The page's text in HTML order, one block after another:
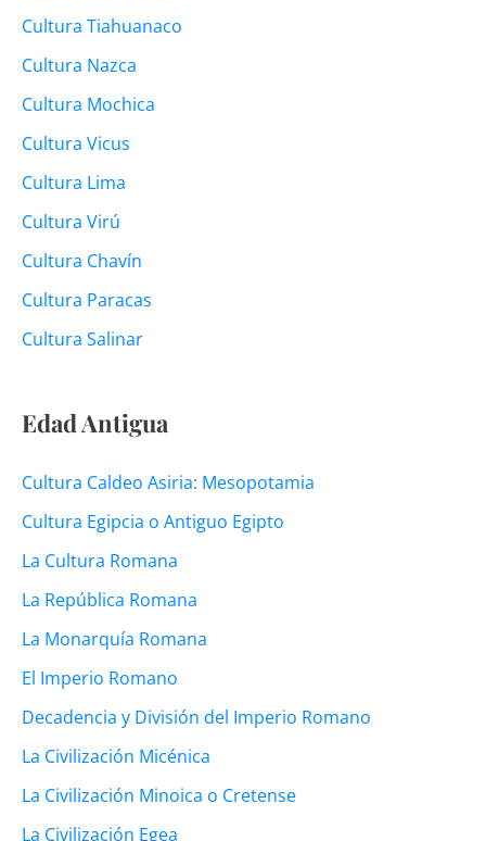
Cultura Tiahuanaco
Cultura Nazca
Cultura Mochica
Cultura Vicus
Cultura Lima
Cultura Virú
Cultura Chavín
Cultura Paracas
Cultura Salinar
Edad Antigua
Cultura Caldeo Asiria: Mesopotamia
Cultura Egipcia o Antiguo Egipto
La Cultura Romana
La República Romana
La Monarquía Romana
El Imperio Romano
Decadencia y División del Imperio Romano
La Civilización Micénica
La Civilización Minoica o Cretense
La Civilización Egea